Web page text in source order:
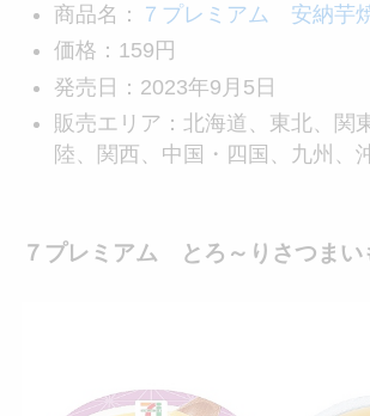
商品名：
７プレミアム 安納芋
価格：159円
発売日：2023年9月5日
販売エリア：北海道、東北、関
陸、関西、中国・四国、九州、
７プレミアム とろ～りさつまい